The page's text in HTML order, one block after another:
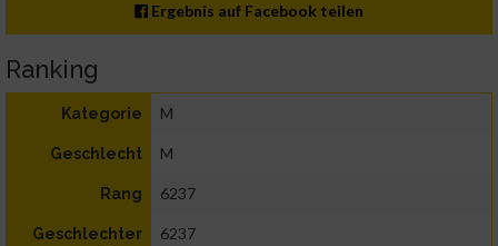
Ergebnis auf Facebook teilen
Ranking
Kategorie M
Geschlecht M
Rang 6237
Geschlechter
6237